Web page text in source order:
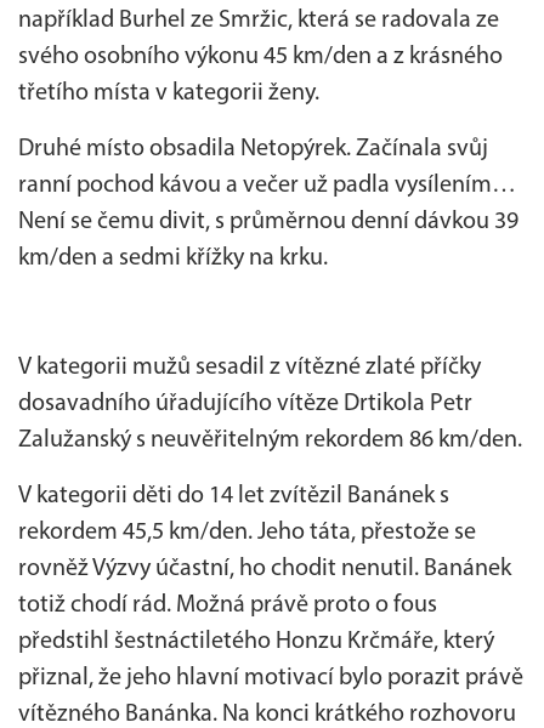
například Burhel ze Smržic, která se radovala ze
svého osobního výkonu 45 km/den a z krásného
třetího místa v kategorii ženy.
Druhé místo obsadila Netopýrek. Začínala svůj
ranní pochod kávou a večer už padla vysílením…
Není se čemu divit, s průměrnou denní dávkou 39
km/den a sedmi křížky na krku.
V kategorii mužů sesadil z vítězné zlaté příčky
dosavadního úřadujícího vítěze Drtikola Petr
Zalužanský s neuvěřitelným rekordem 86 km/den.
V kategorii děti do 14 let zvítězil Banánek s
rekordem 45,5 km/den. Jeho táta, přestože se
rovněž Výzvy účastní, ho chodit nenutil. Banánek
totiž chodí rád. Možná právě proto o fous
předstihl šestnáctiletého Honzu Krčmáře, který
přiznal, že jeho hlavní motivací bylo porazit právě
vítězného Banánka. Na konci krátkého rozhovoru